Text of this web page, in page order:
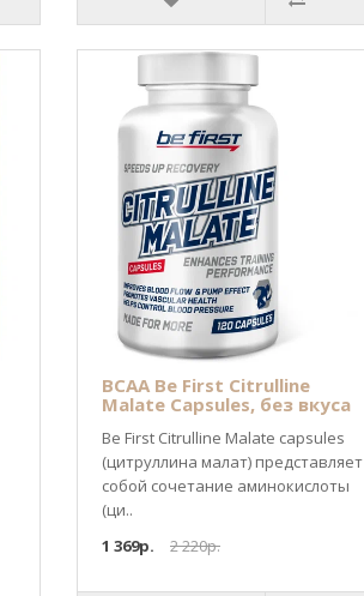
BCAA Be First Citrulline
Malate Capsules, без вкуса
Be First Citrulline Malate capsules
(цитруллина малат) представляет
собой сочетание аминокислоты
(ци..
1 369р.
2 220р.